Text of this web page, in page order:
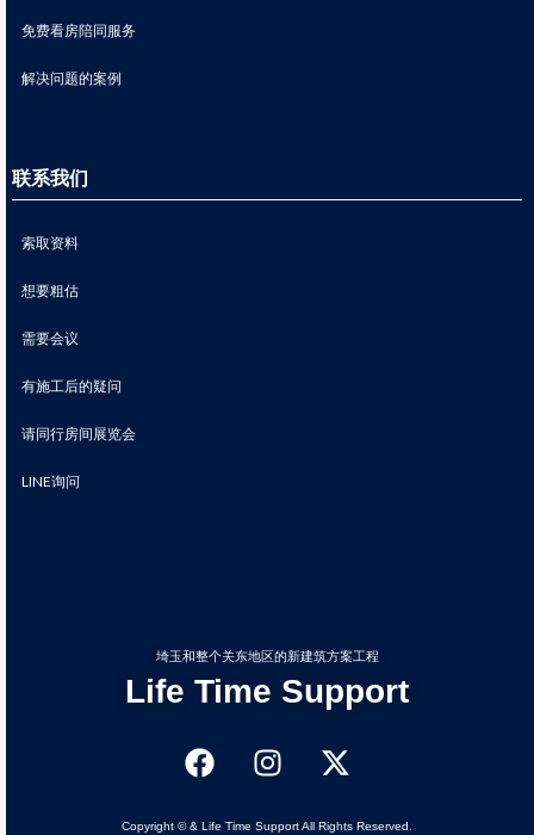
免费看房陪同服务
解决问题的案例
联系我们
索取资料
想要粗估
需要会议
有施工后的疑问
请同行房间展览会
LINE询问
埼玉和整个关东地区的新建筑方案工程
Life Time Support
Copyright © & Life Time Support All Rights Reserved.